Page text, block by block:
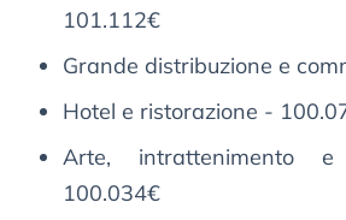
101.112€
Grande distribuzione e
Hotel e ristorazione -
Arte, intrattenimento
100.034€